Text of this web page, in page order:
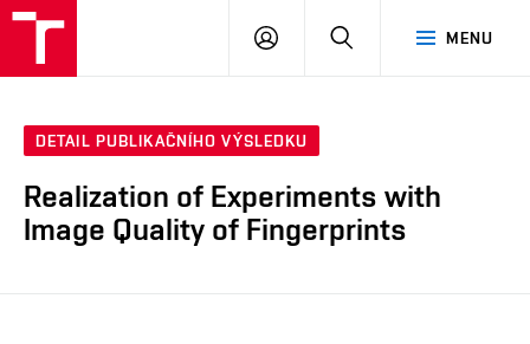
MENU
PŘIHLÁSIT
DETAIL PUBLIKAČNÍHO VÝSLEDKU
Realization of Experiments with
Image Quality of Fingerprints